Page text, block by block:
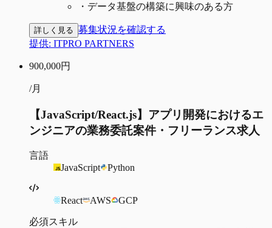
・ データ基盤の構築に興味のある方
詳しく見る 募集状況を確認する
提供: ITPRO PARTNERS
900,000円
/月
【JavaScript/React.js】アプリ開発におけるエ
ンジニアの業務委託案件・フリーランス求人
言語
JavaScript
Python
React AWS GCP
必須スキル